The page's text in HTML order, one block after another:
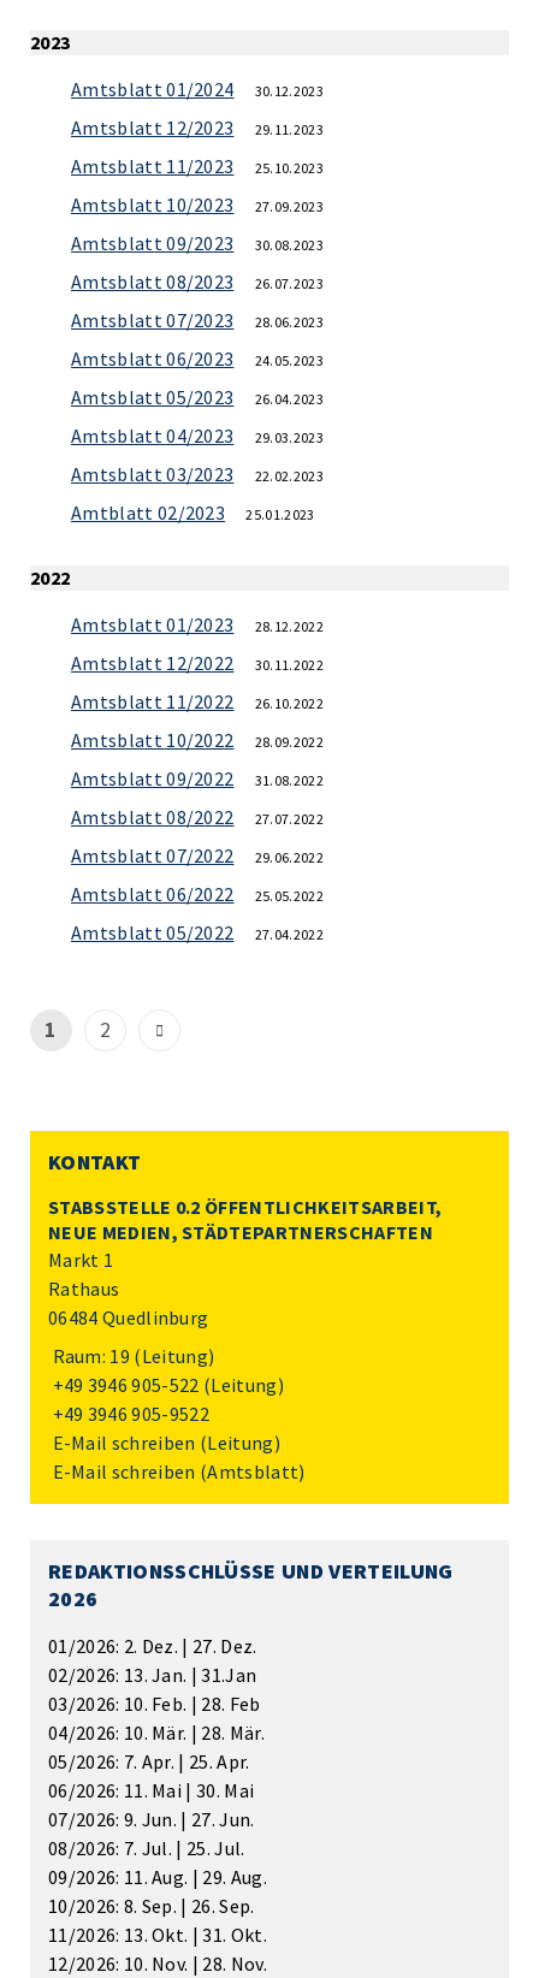
2023
Amtsblatt 01/2024
30.12.2023
Amtsblatt 12/2023 29.11.2023
Amtsblatt 11/2023 25.10.2023
Amtsblatt 10/2023 27.09.2023
Amtsblatt 09/2023 30.08.2023
Amtsblatt 08/2023 26.07.2023
Amtsblatt 07/2023 28.06.2023
Amtsblatt 06/2023 24.05.2023
Amtsblatt 05/2023 26.04.2023
Amtsblatt 04/2023 29.03.2023
Amtsblatt 03/2023 22.02.2023
Amtblatt 02/2023 25.01.2023
2022
Amtsblatt 01/2023
28.12.2022
Amtsblatt 12/2022 30.11.2022
Amtsblatt 11/2022 26.10.2022
Amtsblatt 10/2022 28.09.2022
Amtsblatt 09/2022 31.08.2022
Amtsblatt 08/2022 27.07.2022
Amtsblatt 07/2022 29.06.2022
Amtsblatt 06/2022 25.05.2022
Amtsblatt 05/2022 27.04.2022
1 2
KONTAKT
STABSSTELLE 0.2 ÖFFENTLICHKEITSARBEIT,
NEUE MEDIEN, STÄDTEPARTNERSCHAFTEN
Markt 1
Rathaus
06484 Quedlinburg
Raum: 19 (Leitung)
+49 3946 905-522 (Leitung)
+49 3946 905-9522
E-Mail schreiben (Leitung)
E-Mail schreiben (Amtsblatt)
REDAKTIONSSCHLÜSSE UND VERTEILUNG
2026
01/2026: 2. Dez. | 27. Dez.
02/2026: 13. Jan. | 31.Jan
03/2026: 10. Feb. | 28. Feb
04/2026: 10. Mär. | 28. Mär.
05/2026: 7. Apr. | 25. Apr.
06/2026: 11. Mai | 30. Mai
07/2026: 9. Jun. | 27. Jun.
08/2026: 7. Jul. | 25. Jul.
09/2026: 11. Aug. | 29. Aug.
10/2026: 8. Sep. | 26. Sep.
11/2026: 13. Okt. | 31. Okt.
12/2026: 10. Nov. | 28. Nov.